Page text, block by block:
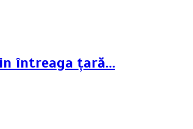
întreaga țară…